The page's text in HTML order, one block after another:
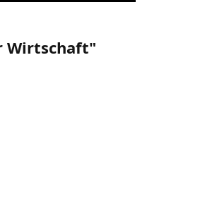
Wirtschaft"